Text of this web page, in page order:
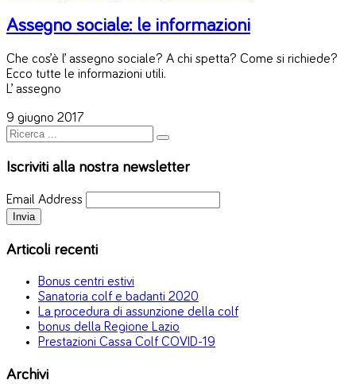
Assegno sociale: le informazioni
Che cos’è l’ assegno sociale? A chi spetta? Come si richiede?
Ecco tutte le informazioni utili.
L’ assegno
9 giugno 2017
Iscriviti alla nostra newsletter
Email Address
Articoli recenti
Bonus centri estivi
Sanatoria colf e badanti 2020
La procedura di assunzione della colf
bonus della Regione Lazio
Prestazioni Cassa Colf COVID-19
Archivi